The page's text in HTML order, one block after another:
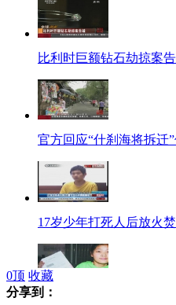
比利时巨额钻石劫掠案
官方回应“什刹海将拆迁
17岁少年打死人后放火
0顶 收藏
分享到：